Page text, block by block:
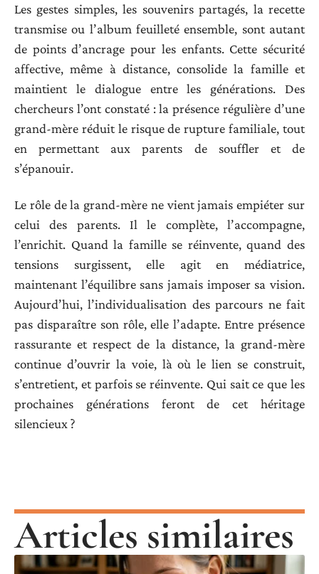
Les gestes simples, les souvenirs partagés, la recette
transmise ou l’album feuilleté ensemble, sont autant
de points d’ancrage pour les enfants. Cette sécurité
affective, même à distance, consolide la famille et
maintient le dialogue entre les générations. Des
chercheurs l’ont constaté : la présence régulière d’une
grand-mère réduit le risque de rupture familiale, tout
en permettant aux parents de souffler et de
s’épanouir.
Le rôle de la grand-mère ne vient jamais empiéter sur
celui des parents. Il le complète, l’accompagne,
l’enrichit. Quand la famille se réinvente, quand des
tensions surgissent, elle agit en médiatrice,
maintenant l’équilibre sans jamais imposer sa vision.
Aujourd’hui, l’individualisation des parcours ne fait
pas disparaître son rôle, elle l’adapte. Entre présence
rassurante et respect de la distance, la grand-mère
continue d’ouvrir la voie, là où le lien se construit,
s’entretient, et parfois se réinvente. Qui sait ce que les
prochaines générations feront de cet héritage
silencieux ?
Articles similaires